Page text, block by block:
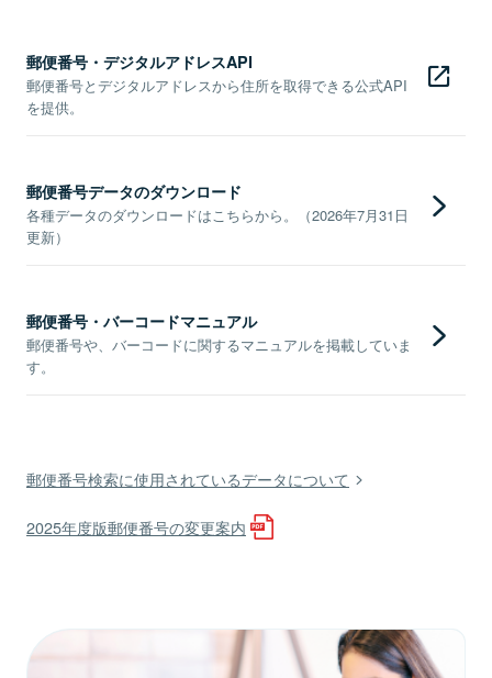
郵便番号・デジタルアドレスAPI
郵便番号とデジタルアドレスから住所を取得できる公式API
を提供。
郵便番号データのダウンロード
各種データのダウンロードはこちらから。（2026年7月31日
更新）
郵便番号・バーコードマニュアル
郵便番号や、バーコードに関するマニュアルを掲載していま
す。
郵便番号検索に使用されているデータについて
2025年度版郵便番号の変更案内